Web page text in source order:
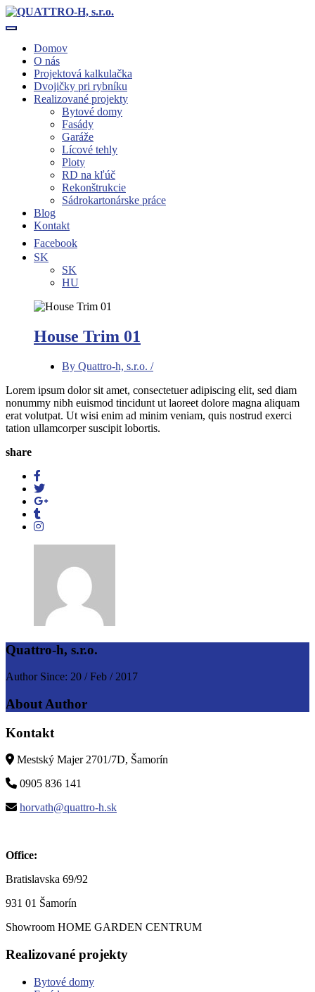
Toggle navigation
Domov
O nás
Projektová kalkulačka
Dvojičky pri rybníku
Realizované projekty
Bytové domy
Fasády
Garáže
Lícové tehly
Ploty
RD na kľúč
Rekonštrukcie
Sádrokartonárske práce
Blog
Kontakt
Facebook
SK
SK
HU
House Trim 01
By Quattro-h, s.r.o. /
Lorem ipsum dolor sit amet, consectetuer adipiscing elit, sed diam
nonummy nibh euismod tincidunt ut laoreet dolore magna aliquam
erat volutpat. Ut wisi enim ad minim veniam, quis nostrud exerci
tation ullamcorper suscipit lobortis.
share
Quattro-h, s.r.o.
Author Since: 20 / Feb / 2017
About Author
Kontakt
Mestský Majer 2701/7D, Šamorín
0905 836 141
horvath@quattro-h.sk
Office:
Bratislavska 69/92
931 01 Šamorín
Showroom HOME GARDEN CENTRUM
Realizované projekty
Bytové domy